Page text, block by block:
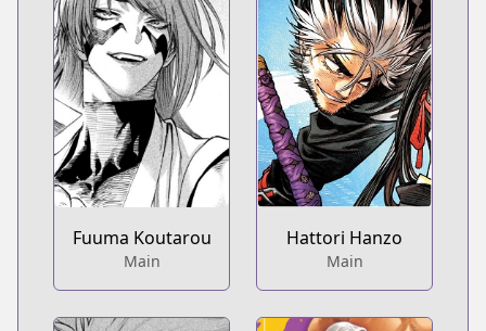
Fuuma Koutarou
Main
Hattori Hanzo
Main